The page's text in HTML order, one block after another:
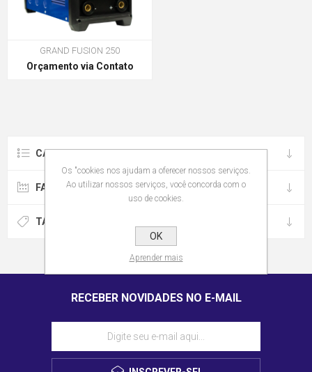
GRAND FUSION 250
Orçamento via Contato
CATEGORIAS
FABRICANTES
TAGS MAIS POPULARES
RECEBER NOVIDADES NO E-MAIL
Os "cookies nos ajudam a oferecer nossos serviços.
Ao utilizar nossos serviços, você concorda com o
uso de cookies.
OK
Aprender mais